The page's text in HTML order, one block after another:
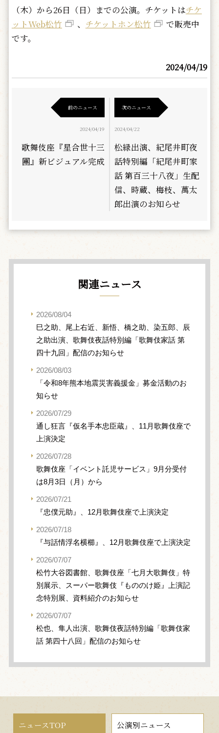
（木）から26日（日）までの公演。チケットはチケ
ットWeb松竹
、 チケットホン松竹
で販売中
です。
2024/04/19
前のニュース
2024/04/19
歌舞伎座『星合世十三
團』新ビジュアル完成
次のニュース
2024/04/22
松緑出演、紀尾井町夜
話特別編「紀尾井町家
話 第百三十八夜」生配
信、時蔵、梅枝、萬太
郎出演のお知らせ
関連ニュース
2026/08/04
巳之助、尾上右近、新悟、橋之助、染五郎、辰
之助出演、歌舞伎夜話特別編「歌舞伎家話 第
四十九回」配信のお知らせ
2026/08/03
「令和8年熊本地震災害義援金」募金活動のお
知らせ
2026/07/29
通し狂言『仮名手本忠臣蔵』、11月歌舞伎座で
上演決定
2026/07/28
歌舞伎座「イベント託児サービス」9月分受付
は8月3日（月）から
2026/07/21
『忠僕元助』、12月歌舞伎座で上演決定
2026/07/18
『与話情浮名横櫛』、12月歌舞伎座で上演決定
2026/07/07
松竹大谷図書館、歌舞伎座「七月大歌舞伎」特
別展示、スーパー歌舞伎『もののけ姫』上演記
念特別展、資料紹介のお知らせ
2026/07/07
松也、隼人出演、歌舞伎夜話特別編「歌舞伎家
話 第四十八回」配信のお知らせ
ニュースTOP 公演別ニュース